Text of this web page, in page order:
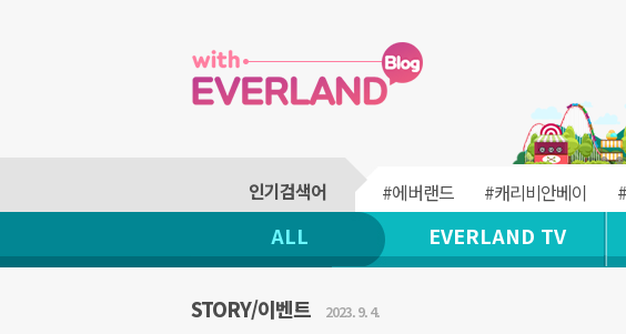
#에버랜드 #캐리비안베이
ALL EVERLAND TV
STORY/이벤트 2023. 9. 4.